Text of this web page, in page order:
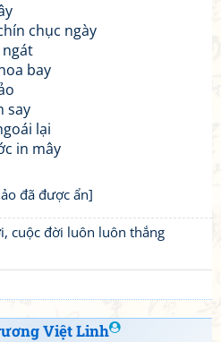
chục ngày
bay
say
lại
in mây
đã được ẩn]
cuộc đời luôn luôn thắng
Việt Linh